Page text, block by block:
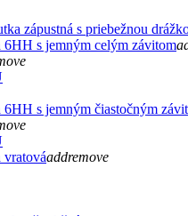
zápustná s priebežnou
s jemným celým závitom
s jemným čiastočným
addremove